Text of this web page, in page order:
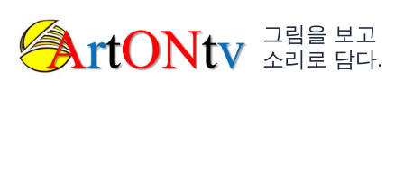
그림을 보고
소리로 담다.